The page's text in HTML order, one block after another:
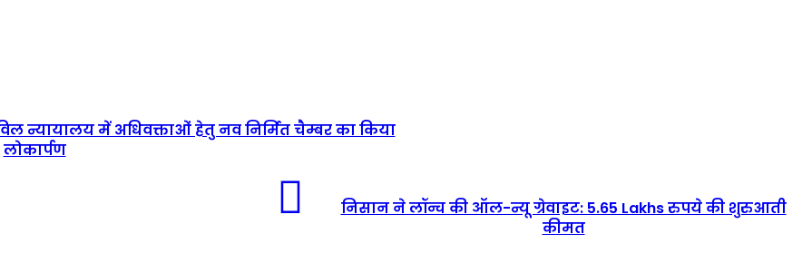
न्यायालय में अधिवक्ताओं हेतु नव निर्मित चैम्बर का किया
लोकार्पण
निसान ने लॉन्च की ऑल-न्यू ग्रेवाइट: 5.65 Lakhs रुपये की शुरुआती
कीमत